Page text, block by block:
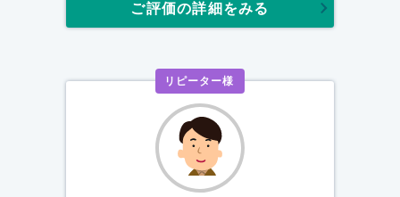
ご評価の詳細をみる
リピーター様